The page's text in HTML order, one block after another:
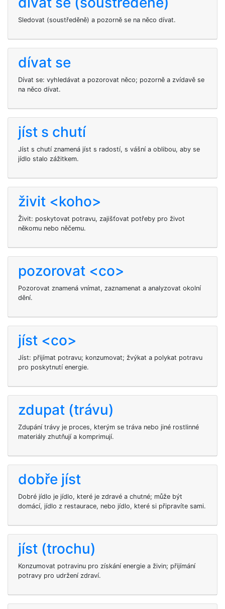
Sledovat (soustředěně) a pozorně se na něco dívat.
dívat se
Dívat se: vyhledávat a pozorovat něco; pozorně a zvídavě se
na něco dívat.
jíst s chutí
Jíst s chutí znamená jíst s radostí, s vášní a oblibou, aby se
jídlo stalo zážitkem.
živit <koho>
Živit: poskytovat potravu, zajišťovat potřeby pro život
někomu nebo něčemu.
pozorovat <co>
Pozorovat znamená vnímat, zaznamenat a analyzovat okolní
dění.
jíst <co>
Jíst: přijímat potravu; konzumovat; žvýkat a polykat potravu
pro poskytnutí energie.
zdupat (trávu)
Zdupání trávy je proces, kterým se tráva nebo jiné rostlinné
materiály zhutňují a komprimují.
dobře jíst
Dobré jídlo je jídlo, které je zdravé a chutné; může být
domácí, jídlo z restaurace, nebo jídlo, které si připravíte sami.
jíst (trochu)
Konzumovat potravinu pro získání energie a živin; přijímání
potravy pro udržení zdraví.